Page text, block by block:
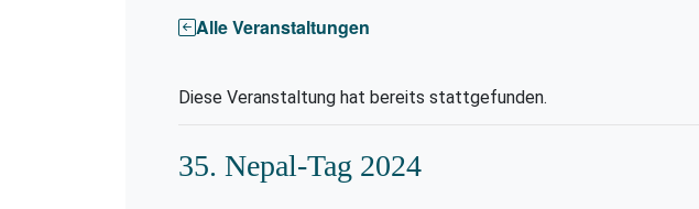
Alle Veranstaltungen
Diese Veranstaltung hat bereits stattgefunden.
35. Nepal-Tag 2024